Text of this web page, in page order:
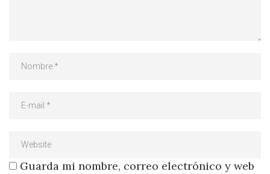
Guarda mi nombre, correo electrónico y web